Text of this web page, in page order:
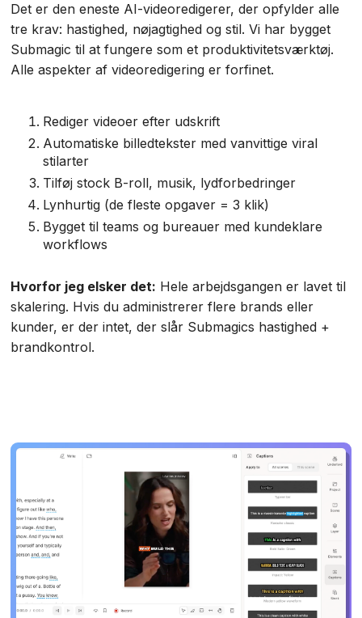
Det er den eneste AI-videoredigerer, der opfylder alle
tre krav: hastighed, nøjagtighed og stil. Vi har bygget
Submagic til at fungere som et produktivitetsværktøj.
Alle aspekter af videoredigering er forfinet.
Rediger videoer efter udskrift
Automatiske billedtekster med vanvittige viral
stilarter
Tilføj stock B-roll, musik, lydforbedringer
Lynhurtig (de fleste opgaver = 3 klik)
Bygget til teams og bureauer med kundeklare
workflows
Hvorfor jeg elsker det: Hele arbejdsgangen er lavet til
skalering. Hvis du administrerer flere brands eller
kunder, er der intet, der slår Submagics hastighed +
brandkontrol.